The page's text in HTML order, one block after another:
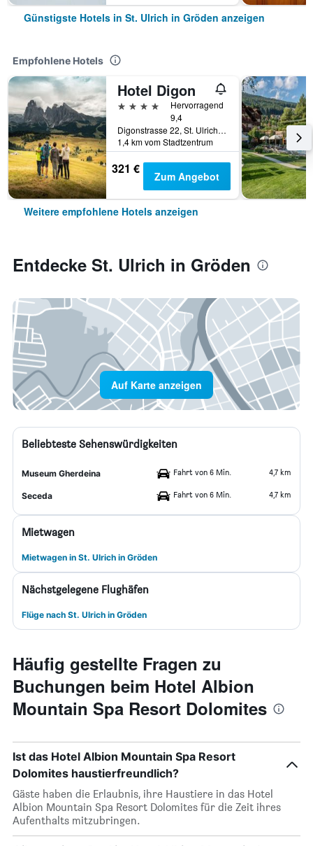
Günstigste Hotels in St. Ulrich in Gröden anzeigen
Empfohlene Hotels
Hotel Digon
4 Sterne
Hervorragend
9,4
Digonstrasse 22, St. Ulrich in Gröden, Südtirol, Italien
1,4 km vom Stadtzentrum
321 € Zum Angebot
Weitere empfohlene Hotels anzeigen
Entdecke St. Ulrich in Gröden
Auf Karte anzeigen
Beliebteste Sehenswürdigkeiten
Museum Gherdeina Fahrt von 6 Min. 4,7 km
Seceda Fahrt von 6 Min. 4,7 km
Mietwagen
Mietwagen in St. Ulrich in Gröden
Nächstgelegene Flughäfen
Flüge nach St. Ulrich in Gröden
Häufig gestellte Fragen zu
Buchungen beim Hotel Albion
Mountain Spa Resort Dolomites
Ist das Hotel Albion Mountain Spa Resort
Dolomites haustierfreundlich?
Gäste haben die Erlaubnis, ihre Haustiere in das Hotel
Albion Mountain Spa Resort Dolomites für die Zeit ihres
Aufenthalts mitzubringen.